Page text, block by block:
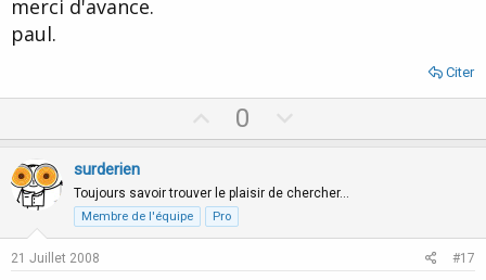
merci d'avance.
paul.
Citer
p
o
t
e
0
o
n
o
surderien
Toujours savoir trouver le plaisir de chercher…
Membre de l'équipe Pro
21 Juillet 2008 #17